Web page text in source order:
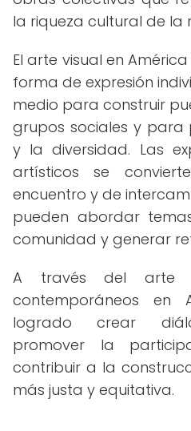
la riqueza cultural de la
El arte visual en
forma de expresión
medio para construir
grupos sociales y para
y la diversidad. Las
artísticos se
encuentro y de
pueden abordar
comunidad y generar
A través del arte
contemporáneos en
logrado crear
promover la
contribuir a la
más justa y equitativa.